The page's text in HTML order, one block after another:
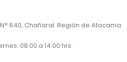
640, Chañaral. Región de Atacama
08:00 a 14:00 hrs.